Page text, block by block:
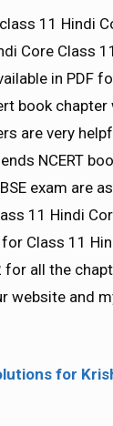
11 Hindi
Core Class
in PDF
book chapter
are very
NCERT
exam are
11 Hindi
Class 11
for all the
website and
for